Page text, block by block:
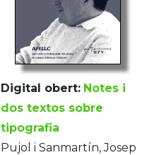
Digital obert: Notes i
dos textos sobre
tipografia
Pujol i Sanmartín, Josep